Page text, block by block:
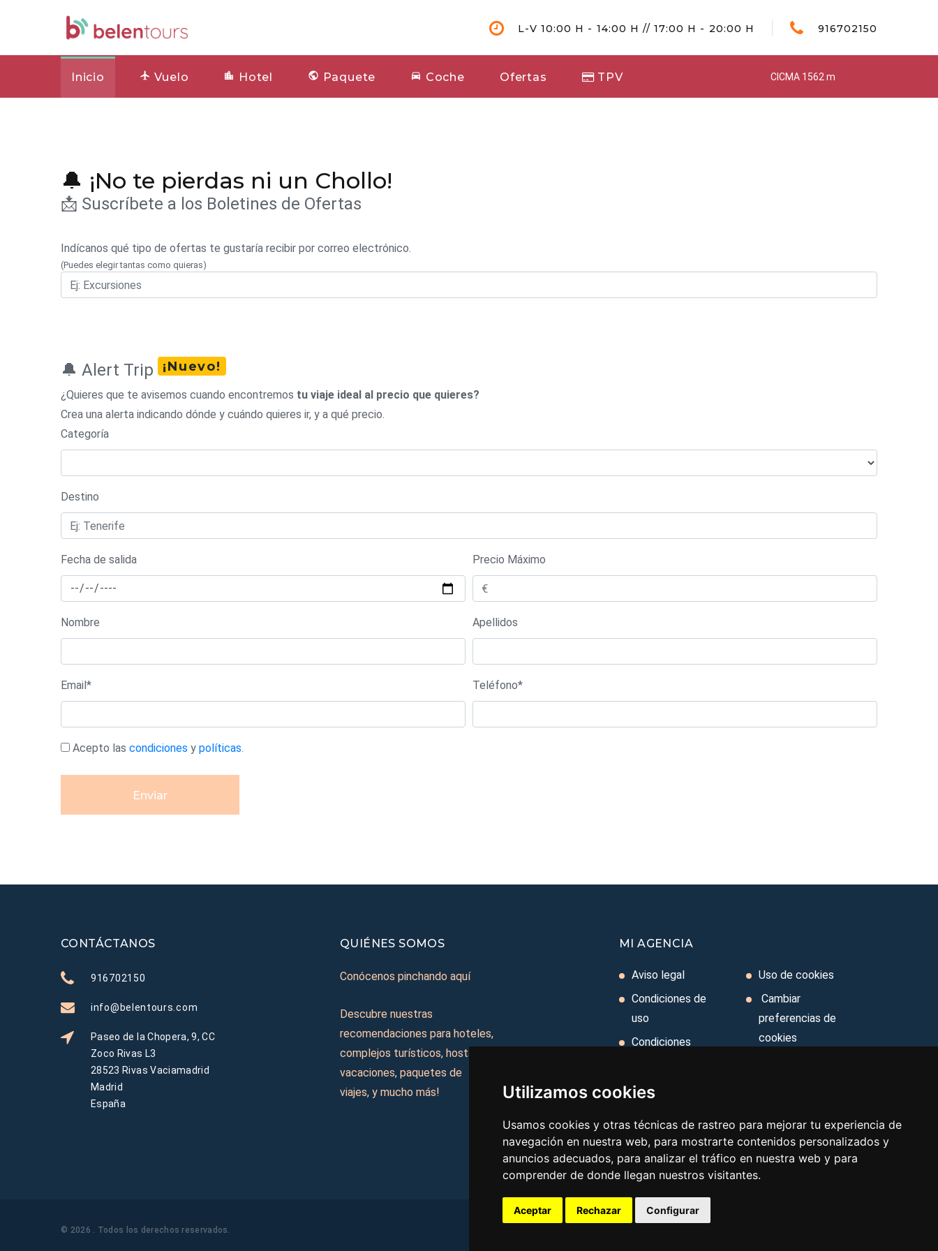
Utilizamos cookies
Usamos cookies y otras técnicas de rastreo para mejorar tu experiencia de
navegación en nuestra web, para mostrarte contenidos personalizados y
anuncios adecuados, para analizar el tráfico en nuestra web y para
comprender de donde llegan nuestros visitantes.
Aceptar Rechazar Configurar
L-V 10:00 H - 14:00 H // 17:00 H - 20:00 H 916702150
CICMA 1562 m
Inicio Vuelo Hotel Paquete Coche Ofertas TPV
🔔 ¡No te pierdas ni un Chollo!
📩 Suscríbete a los Boletines de Ofertas
Indícanos qué tipo de ofertas te gustaría recibir por correo electrónico.
(Puedes elegir tantas como quieras)
🔔 Alert Trip ¡Nuevo!
¿Quieres que te avisemos cuando encontremos tu viaje ideal al precio que quieres?
Crea una alerta indicando dónde y cuándo quieres ir, y a qué precio.
Categoría
Destino
Fecha de salida Precio Máximo
Nombre Apellidos
Email* Teléfono*
Acepto las condiciones y políticas.
Enviar
CONTÁCTANOS
916702150
info@belentours.com
Paseo de la Chopera, 9, CC
Zoco Rivas L3
28523 Rivas Vaciamadrid
Madrid
España
QUIÉNES SOMOS
Conócenos pinchando aquí
Descubre nuestras
recomendaciones para hoteles,
complejos turísticos, hostales,
vacaciones, paquetes de
viajes, y mucho más!
MI AGENCIA
Aviso legal
Condiciones de
uso
Condiciones
Ley de Viajes
Política de
privacidad
Uso de cookies
Cambiar
preferencias de
cookies
© 2026 . Todos los derechos reservados.